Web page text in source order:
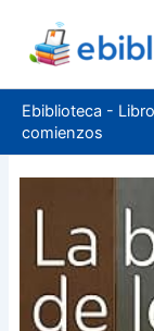
contenido
Ebiblioteca -
comienzos